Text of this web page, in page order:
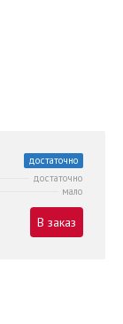
достаточно
достаточно
мало
В заказ